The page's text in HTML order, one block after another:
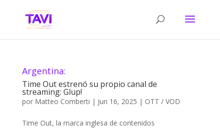
Argentina:
Time Out estrenó su propio canal de
streaming: Glup!
por Matteo Comberti | Jun 16, 2025 | OTT / VOD
Time Out, la marca inglesa de contenidos